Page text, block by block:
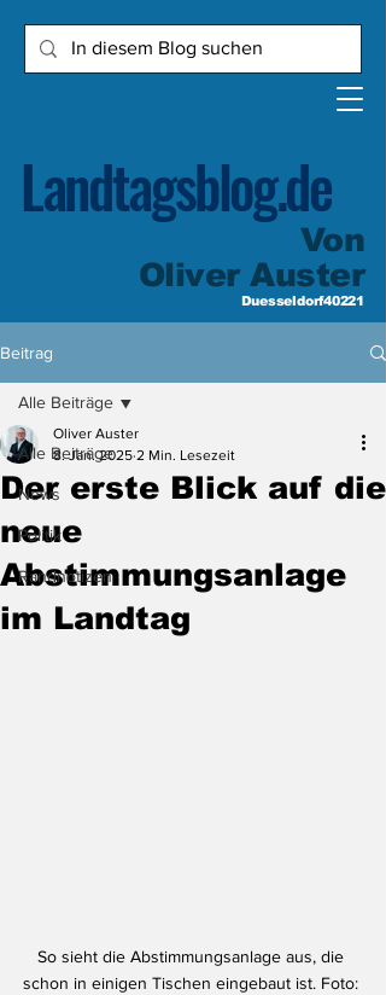
Landtagsblog.de
Von
Oliver Auster
Duesseldorf40221
Beitrag
Alle Beiträge
News
Politik
Randnotizen
Alle Beiträge
Der erste Blick auf die
neue
Abstimmungsanlage
im Landtag
Oliver Auster
8. Jan. 2025 2 Min. Lesezeit
So sieht die Abstimmungsanlage aus, die
schon in einigen Tischen eingebaut ist. Foto: